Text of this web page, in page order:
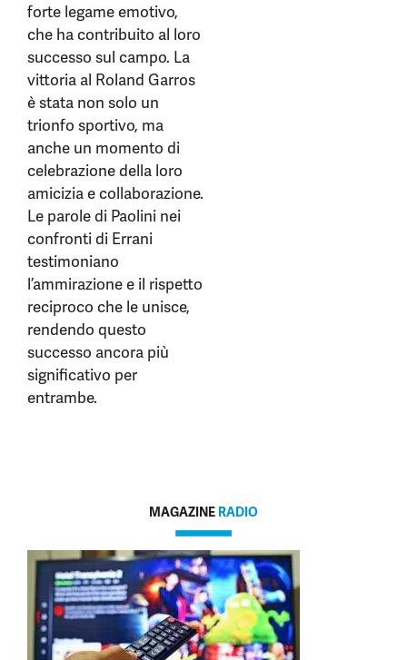
forte legame emotivo,
che ha contribuito al loro
successo sul campo. La
vittoria al Roland Garros
è stata non solo un
trionfo sportivo, ma
anche un momento di
celebrazione della loro
amicizia e collaborazione.
Le parole di Paolini nei
confronti di Errani
testimoniano
l’ammirazione e il rispetto
reciproco che le unisce,
rendendo questo
successo ancora più
significativo per
entrambe.
MAGAZINE RADIO